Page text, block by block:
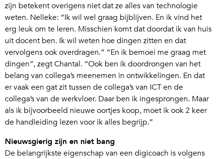
zijn betekent overigens niet dat ze alles van technologie
weten. Nelleke: “Ik wil wel graag bijblijven. En ik vind het
erg leuk om te leren. Misschien komt dat doordat ik van huis
uit docent ben. Ik wil weten hoe dingen zitten en dat
vervolgens ook overdragen.” “En ik bemoei me graag met
dingen”, zegt Chantal. “Ook ben ik doordrongen van het
belang van collega’s meenemen in ontwikkelingen. En dat
er vaak een gat zit tussen de collega’s van ICT en de
collega’s van de werkvloer. Daar ben ik ingesprongen. Maar
als ik bijvoorbeeld nieuwe oortjes koop, moet ik ook 2 keer
de handleiding lezen voor ik alles begrijp.”
Nieuwsgierig zijn en niet bang
De belangrijkste eigenschap van een digicoach is volgens